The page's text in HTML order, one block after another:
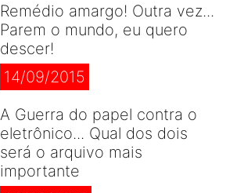
Remédio amargo! Outra vez...
Parem o mundo, eu quero
descer!
14/09/2015
A Guerra do papel contra o
eletrônico... Qual dos dois
será o arquivo mais
importante